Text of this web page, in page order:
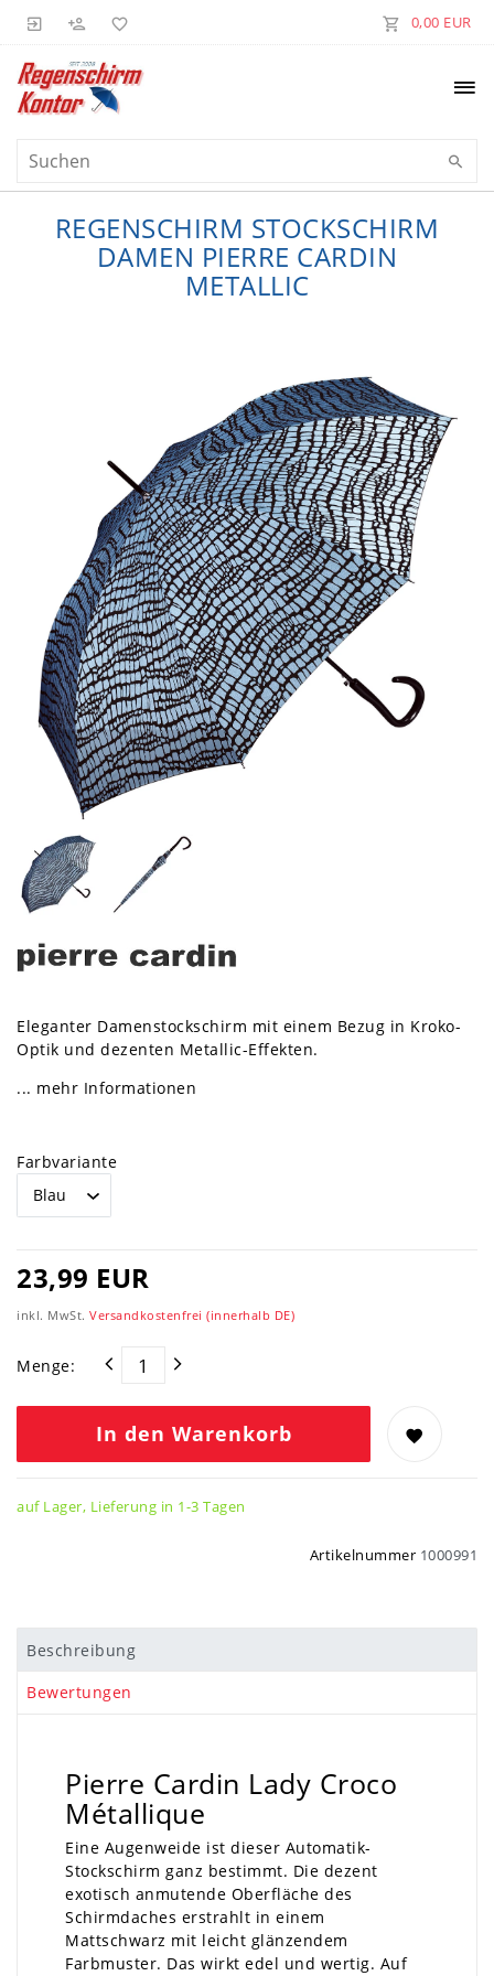
0,00 EUR
REGENSCHIRM STOCKSCHIRM
DAMEN PIERRE CARDIN
METALLIC
Eleganter Damenstockschirm mit einem Bezug in Kroko-
Optik und dezenten Metallic-Effekten.
... mehr Informationen
Farbvariante
23,99 EUR
inkl. MwSt. Versandkostenfrei (innerhalb DE)
Menge:
In den Warenkorb
auf Lager, Lieferung in 1-3 Tagen
Artikelnummer 1000991
Beschreibung
Bewertungen
Pierre Cardin Lady Croco
Métallique
Eine Augenweide ist dieser Automatik-
Stockschirm ganz bestimmt. Die dezent
exotisch anmutende Oberfläche des
Schirmdaches erstrahlt in einem
Mattschwarz mit leicht glänzendem
Farbmuster. Das wirkt edel und wertig. Auf